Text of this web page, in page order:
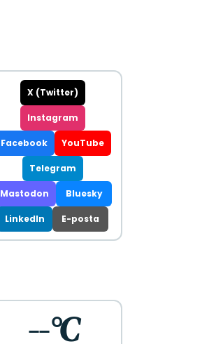
X (Twitter)
Instagram
Facebook YouTube
Telegram
Mastodon Bluesky
LinkedIn E-posta
--°C